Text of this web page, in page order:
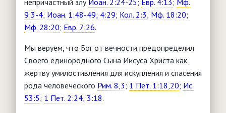
непричастный злу Иоан. 2:24-25; Евр. 4:13; Мф.
9:3-4; Иоан. 1:48-49; 4:29; Кол. 2:3; Мф. 18:20;
Мф. 28:20; Евр. 7:26.
Мы веруем, что Бог от вечности предопределил
Своего единородного Сына Иисуса Христа как
жертву умилостивления для искупления и спасения
рода человеческого Рим. 8,3; 1 Пет. 1:18,20; Ис.
53:5; 1 Пет. 2:24; 3:18.